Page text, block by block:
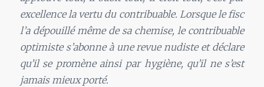
excellence la vertu du contribuable. Lorsque le fisc
l’a dépouillé même de sa chemise, le contribuable
optimiste s’abonne à une revue nudiste et déclare
qu’il se promène ainsi par hygiène, qu’il ne s’est
jamais mieux porté.